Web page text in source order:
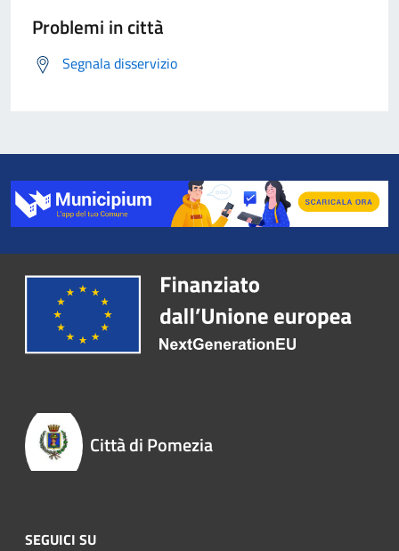
Problemi in città
Segnala disservizio
Città di Pomezia
SEGUICI SU